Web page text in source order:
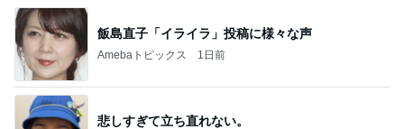
飯島直子「イライラ」投稿に様々な声
Amebaトピックス 1日前
悲しすぎて立ち直れない。